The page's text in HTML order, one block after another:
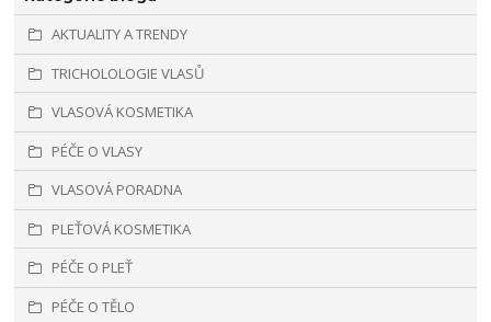
AKTUALITY A TRENDY
TRICHOLOLOGIE VLASŮ
VLASOVÁ KOSMETIKA
PÉČE O VLASY
VLASOVÁ PORADNA
PLEŤOVÁ KOSMETIKA
PÉČE O PLEŤ
PÉČE O TĚLO